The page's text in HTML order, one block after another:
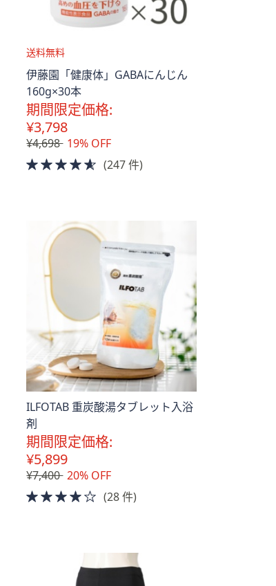
送
料
無
料
伊藤園「健康体」GABAにんじん
160g×30本
期間限定価格:
¥3,798
¥4,698 19% OFF
4.5
(247 件)
ILFOTAB 重炭酸湯タブレット入浴
剤
期間限定価格:
¥5,899
¥7,400 20% OFF
4.0
(28 件)